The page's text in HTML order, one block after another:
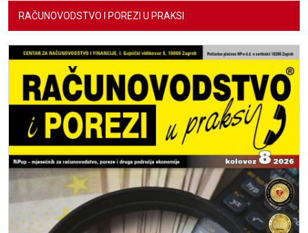
RAČUNOVODSTVO I POREZI U PRAKSI